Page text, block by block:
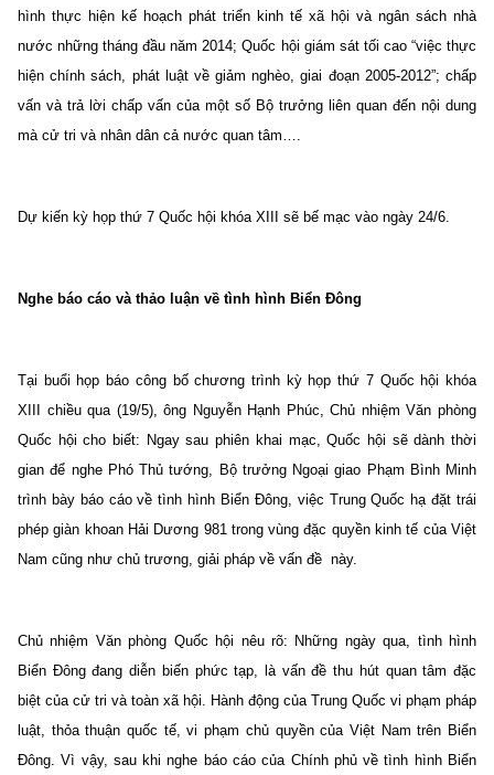
hình thực hiện kế hoạch phát triển kinh tế xã hội và ngân sách nhà
nước những tháng đầu năm 2014; Quốc hội giám sát tối cao “việc thực
hiện chính sách, phát luật về giảm nghèo, giai đoạn 2005-2012”; chấp
vấn và trả lời chấp vấn của một số Bộ trưởng liên quan đến nội dung
mà cử tri và nhân dân cả nước quan tâm….
Dự kiến kỳ họp thứ 7 Quốc hội khóa XIII sẽ bế mạc vào ngày 24/6.
Nghe báo cáo và thảo luận về tình hình Biển Đông
Tại buổi họp báo công bố chương trình kỳ họp thứ 7 Quốc hội khóa
XIII chiều qua (19/5), ông Nguyễn Hạnh Phúc, Chủ nhiệm Văn phòng
Quốc hội cho biết: Ngay sau phiên khai mạc, Quốc hội sẽ dành thời
gian để nghe Phó Thủ tướng, Bộ trưởng Ngoại giao Phạm Bình Minh
trình bày báo cáo về tình hình Biển Đông, việc Trung Quốc hạ đặt trái
phép giàn khoan Hải Dương 981 trong vùng đặc quyền kinh tế của Việt
Nam cũng như chủ trương, giải pháp về vấn đề này.
Chủ nhiệm Văn phòng Quốc hội nêu rõ: Những ngày qua, tình hình
Biển Đông đang diễn biến phức tạp, là vấn đề thu hút quan tâm đặc
biệt của cử tri và toàn xã hội. Hành động của Trung Quốc vi phạm pháp
luật, thỏa thuận quốc tế, vi phạm chủ quyền của Việt Nam trên Biển
Đông. Vì vậy, sau khi nghe báo cáo của Chính phủ về tình hình Biển